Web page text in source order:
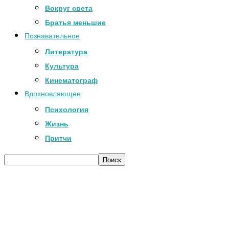
Вокруг света
Братья меньшие
Познавательное
Литература
Культура
Кинематограф
Вдохновляющее
Психология
Жизнь
Притчи